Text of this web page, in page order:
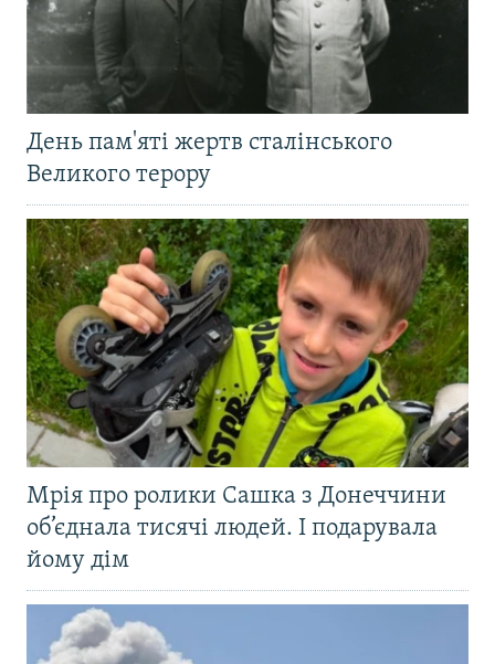
День пам'яті жертв сталінського
Великого терору
Мрія про ролики Сашка з Донеччини
об’єднала тисячі людей. І подарувала
йому дім